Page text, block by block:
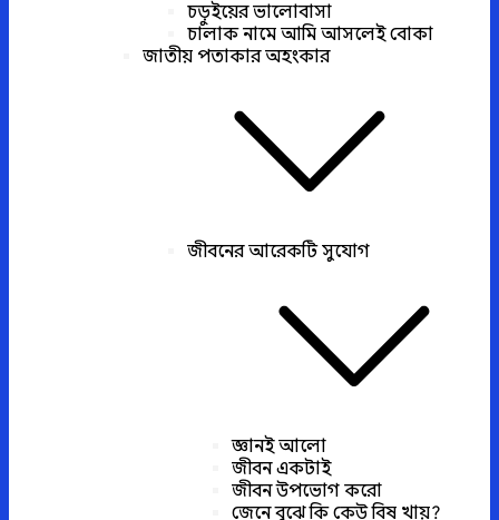
চড়ুইয়ের ভালোবাসা
চালাক নামে আমি আসলেই বোকা
জাতীয় পতাকার অহংকার
জীবনের আরেকটি সুযোগ
জ্ঞানই আলো
জীবন একটাই
জীবন উপভোগ করো
জেনে বুঝে কি কেউ বিষ খায়?